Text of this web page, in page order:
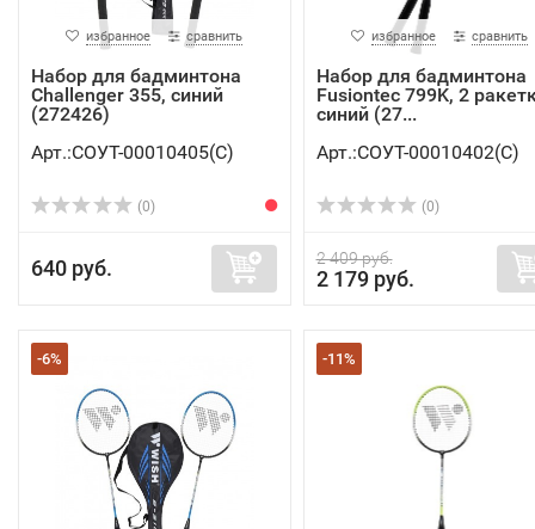
избранное сравнить
Набор для бадминтона
Challenger 355, синий
(272426)
Арт.:СОУТ-00010405(C)
(0)
640 руб.
избранное сравнить
Набор для бадминтона
Fusiontec 799K, 2
синий (27...
Арт.:СОУТ-00010402(C)
(0)
2 409 руб.
2 179 руб.
-6% -11%